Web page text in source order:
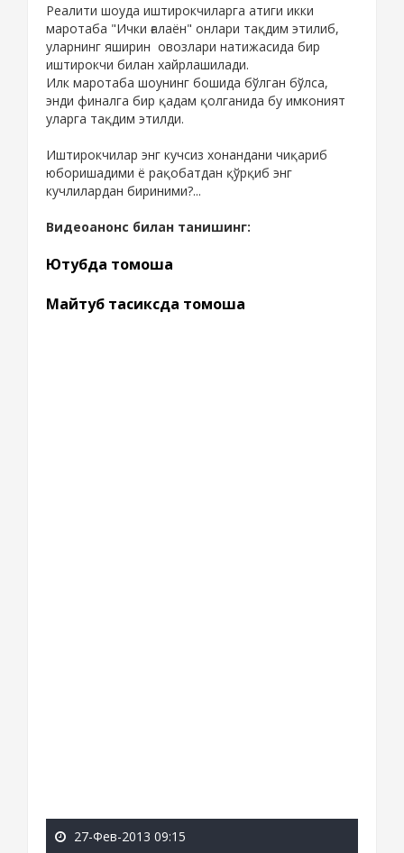
Реалити шоуда иштирокчиларга атиги икки
маротаба "Ички ғалаён" онлари тақдим этилиб,
уларнинг яширин овозлари натижасида бир
иштирокчи билан хайрлашилади.
Илк маротаба шоунинг бошида бўлган бўлса,
энди финалга бир қадам қолганида бу имконият
уларга тақдим этилди.
Иштирокчилар энг кучсиз хонандани чиқариб
юборишадими ё рақобатдан қўрқиб энг
кучлилардан бириними?...
Видеоанонс билан танишинг:
Ютубда томоша
Майтуб тасиксда томоша
27-Фев-2013 09:15